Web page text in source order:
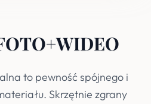
to pewność spójnego i
Skrzętnie zgrany